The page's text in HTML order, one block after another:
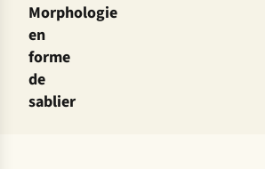
Morphologie
en
forme
de
sablier